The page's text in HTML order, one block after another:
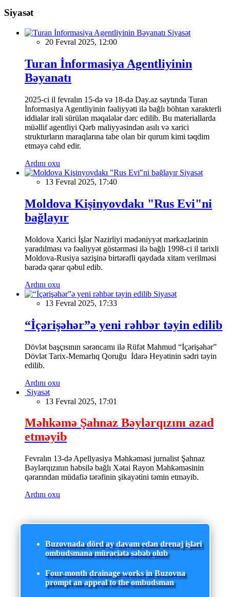
Siyasət
Siyasət
20 Fevral 2025, 12:00
Turan İnformasiya Agentliyinin
Bəyanatı
2025-ci il fevralın 15-də və 18-də Day.az saytında Turan
İnformasiya Agentliyinin fəaliyyəti ilə bağlı böhtan xarakterli
iddialar irəli sürülən məqalələr dərc edilib. Bu materiallarda
müəllif agentliyi Qərb maliyyəsindən asılı və xarici
strukturların maraqlarına tabe olan bir qurum kimi təqdim
etməyə cəhd edir.
Ardını oxu
Siyasət
13 Fevral 2025, 17:40
Moldova Kişinyovdakı "Rus Evi"ni
bağlayır
Moldova Xarici İşlər Nazirliyi mədəniyyət mərkəzlərinin
yaradılması və fəaliyyət göstərməsi ilə bağlı 1998-ci il tarixli
Moldova-Rusiya sazişinə birtərəfli qaydada xitam verilməsi
barədə qərar qəbul edib.
Ardını oxu
Siyasət
13 Fevral 2025, 17:33
“İçərişəhər”ə yeni rəhbər təyin edilib
Dövlət başçısının sərəncamı ilə Rüfət Mahmud “İçərişəhər”
Dövlət Tarix-Memarlıq Qoruğu İdarə Heyətinin sədri təyin
edilib.
Ardını oxu
Siyasət
13 Fevral 2025, 17:01
Məhkəmə Şahnaz Bəylərqızını azad
etməyib
Fevralın 13-də Apellyasiya Məhkəməsi jurnalist Şahnaz
Bəylərqızının həbsilə bağlı Xətai Rayon Məhkəməsinin
qərarından müdafiə tərəfinin şikayətini təmin etməyib.
Ardını oxu
Buzovnada dörd ay davam edən drenaj işləri
ombudsmana müraciətə səbəb olub
Four-month drainage works in Buzovna
prompt an appeal to the ombudsman